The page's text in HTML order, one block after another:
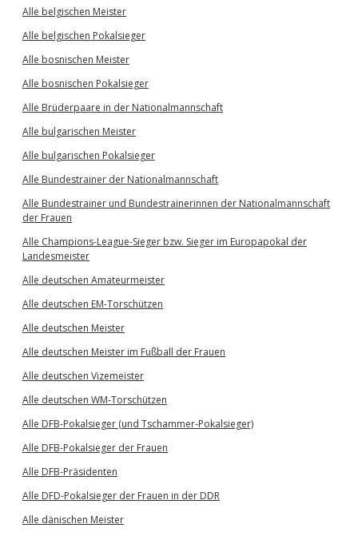
Alle belgischen Meister
Alle belgischen Pokalsieger
Alle bosnischen Meister
Alle bosnischen Pokalsieger
Alle Brüderpaare in der Nationalmannschaft
Alle bulgarischen Meister
Alle bulgarischen Pokalsieger
Alle Bundestrainer der Nationalmannschaft
Alle Bundestrainer und Bundestrainerinnen der Nationalmannschaft
der Frauen
Alle Champions-League-Sieger bzw. Sieger im Europapokal der
Landesmeister
Alle deutschen Amateurmeister
Alle deutschen EM-Torschützen
Alle deutschen Meister
Alle deutschen Meister im Fußball der Frauen
Alle deutschen Vizemeister
Alle deutschen WM-Torschützen
Alle DFB-Pokalsieger (und Tschammer-Pokalsieger)
Alle DFB-Pokalsieger der Frauen
Alle DFB-Präsidenten
Alle DFD-Pokalsieger der Frauen in der DDR
Alle dänischen Meister